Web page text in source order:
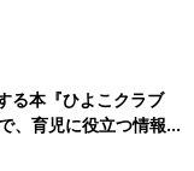
る本『ひよこクラブ
育児に役立つ情報が